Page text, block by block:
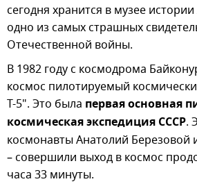
сегодня хранится в музее
одно из самых страшных
Отечественной войны.
В 1982 году с космодрома
космос пилотируемый
Т-5". Это была первая основная
космическая экспедиция СССР.
космонавты Анатолий Березовой
– совершили выход в космос
часа 33 минуты.